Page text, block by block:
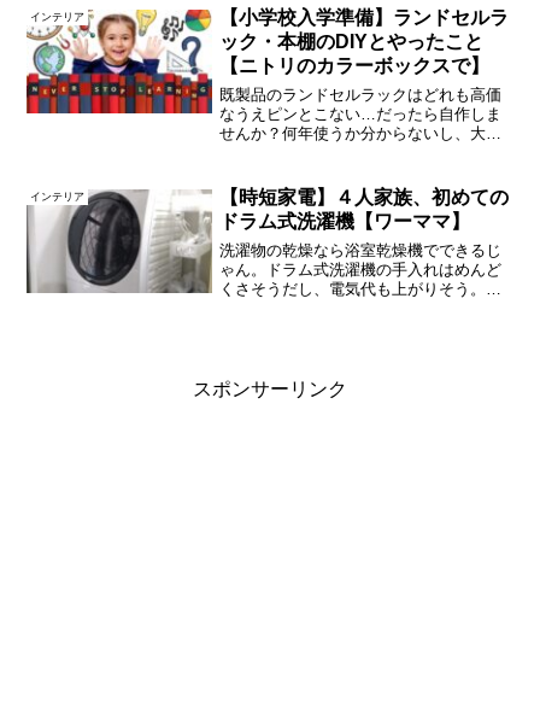
「仕事」が理由のひとつです。私は誰も
が(たぶん)知る某カタロ...
インテリア
【小学校入学準備】ランドセルラ
ック・本棚のDIYとやったこと
【ニトリのカラーボックスで】
既製品のランドセルラックはどれも高価
なうえピンとこない…だったら自作しま
せんか？何年使うか分からないし、大型
しました！女性１人でも１時間で簡単に
作れて、しかも格安な...
インテリア
【時短家電】４人家族、初めての
ドラム式洗濯機【ワーママ】
洗濯物の乾燥なら浴室乾燥機でできるじ
ゃん。ドラム式洗濯機の手入れはめんど
くさそうだし、電気代も上がりそう。
スポンサーリンク